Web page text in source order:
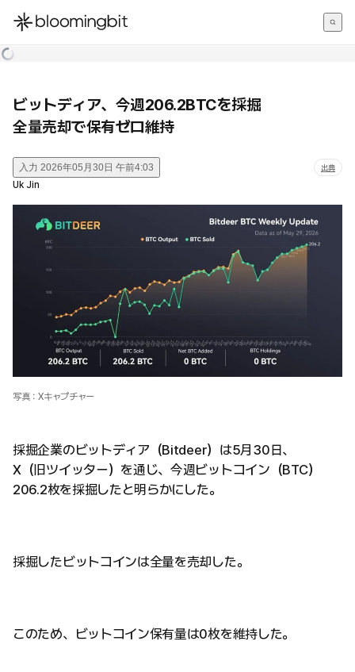
한국어
ビットディア、今週206.2BTCを採掘
全量売却で保有ゼロ維持
入力 2026年05月30日 午前4:03 出典
Uk Jin
写真：Xキャプチャー
採掘企業のビットディア（Bitdeer）は5月30日、
X（旧ツイッター）を通じ、今週ビットコイン（BTC）
206.2枚を採掘したと明らかにした。
採掘したビットコインは全量を売却した。
このため、ビットコイン保有量は0枚を維持した。